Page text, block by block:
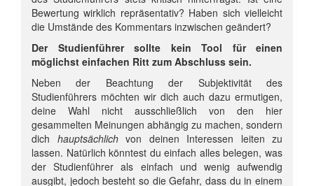
Bewertung wirklich repräsentativ? Haben sich vielleicht
die Umstände des Kommentars inzwischen geändert?
Der Studienführer sollte kein Tool für einen
möglichst einfachen Ritt zum Abschluss sein.
Neben der Beachtung der Subjektivität des
Studienführers möchten wir dich auch dazu ermutigen,
deine Wahl nicht ausschließlich von den hier
gesammelten Meinungen abhängig zu machen, sondern
dich hauptsächlichvon deinen Interessen leiten zu
lassen. Natürlich könntest du einfach alles belegen, was
der Studienführer als einfach und wenig aufwendig
ausgibt, jedoch besteht so die Gefahr, dass du in einem